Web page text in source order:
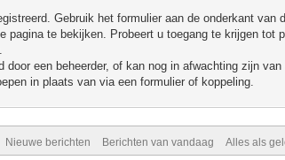
Gebruik het formulier aan de onderkant van
pagina te bekijken. Probeert u toegang te krijgen
door een beheerder, of kan nog in afwachting zijn
in plaats van via een formulier of koppeling.
Nieuwe berichten Berichten van vandaag Alles als